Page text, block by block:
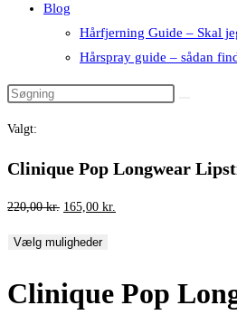
Blog
Hårfjerning Guide – Skal
Hårspray guide – sådan
Valgt:
Clinique Pop Longwear
220,00kr. Den
pris
220,00 kr..
165,00 kr.
165,00 kr..
Vælg muligheder
Clinique Pop